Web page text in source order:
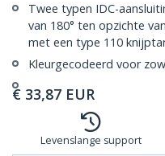
Twee typen IDC-
van 180° ten opzichte
met een type 110
Kleurgecodeerd voor
€ 33,87 EUR
Levenslange support